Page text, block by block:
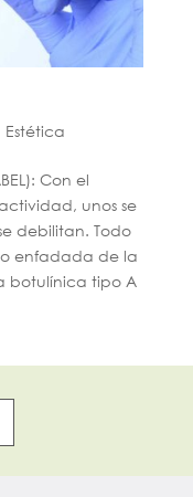
Estética
Con el
unos se
debilitan. Todo
o enfadada de la
botulínica tipo A